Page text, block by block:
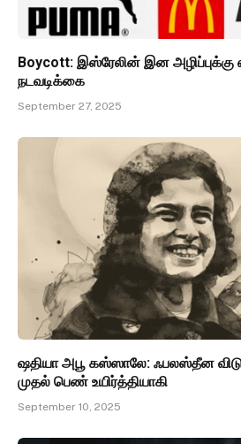
Boycott: இஸ்ரேலின் இன அழிப்புக்கு
நடவடிக்கை
September 27, 2025
ஷதியா அபூ கஸ்ஸாலே: ஃபலஸ்தீன
முதல் பெண் உயிர்த்தியாகி
September 10, 2025